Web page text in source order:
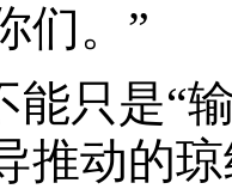
们。”
能只是“
推动的